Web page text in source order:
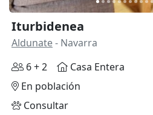
Iturbidenea
Aldunate- Navarra
6 + 2
Casa Entera
En población
Consultar